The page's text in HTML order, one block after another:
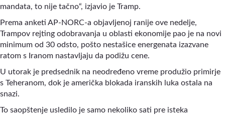
mandata, to nije tačno“, izjavio je Tramp.
Prema anketi AP-NORC-a objavljenoj ranije ove nedelje,
Trampov rejting odobravanja u oblasti ekonomije pao je na novi
minimum od 30 odsto, pošto nestašice energenata izazvane
ratom s Iranom nastavljaju da podižu cene.
U utorak je predsednik na neodređeno vreme produžio primirje
s Teheranom, dok je američka blokada iranskih luka ostala na
snazi.
To saopštenje usledilo je samo nekoliko sati pre isteka